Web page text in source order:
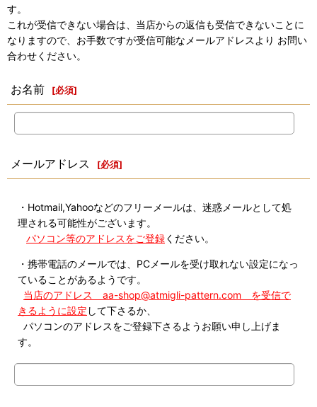
す。
これが受信できない場合は、当店からの返信も受信できないことに
なりますので、お手数ですが受信可能なメールアドレスより お問い
合わせください。
お名前 [必須]
メールアドレス [必須]
・Hotmail,Yahooなどのフリーメールは、迷惑メールとして処
理される可能性がございます。
パソコン等のアドレスをご登録ください。
・携帯電話のメールでは、PCメールを受け取れない設定になっ
ていることがあるようです。
当店のアドレス aa-shop@atmigli-pattern.com を受信で
きるように設定 して下さるか、
パソコンのアドレスをご登録下さるようお願い申し上げま
す。